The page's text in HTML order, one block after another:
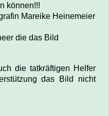
können!!!
Mareike Heinemeier
die das Bild
die tatkräftigen Helfer
das Bild nicht